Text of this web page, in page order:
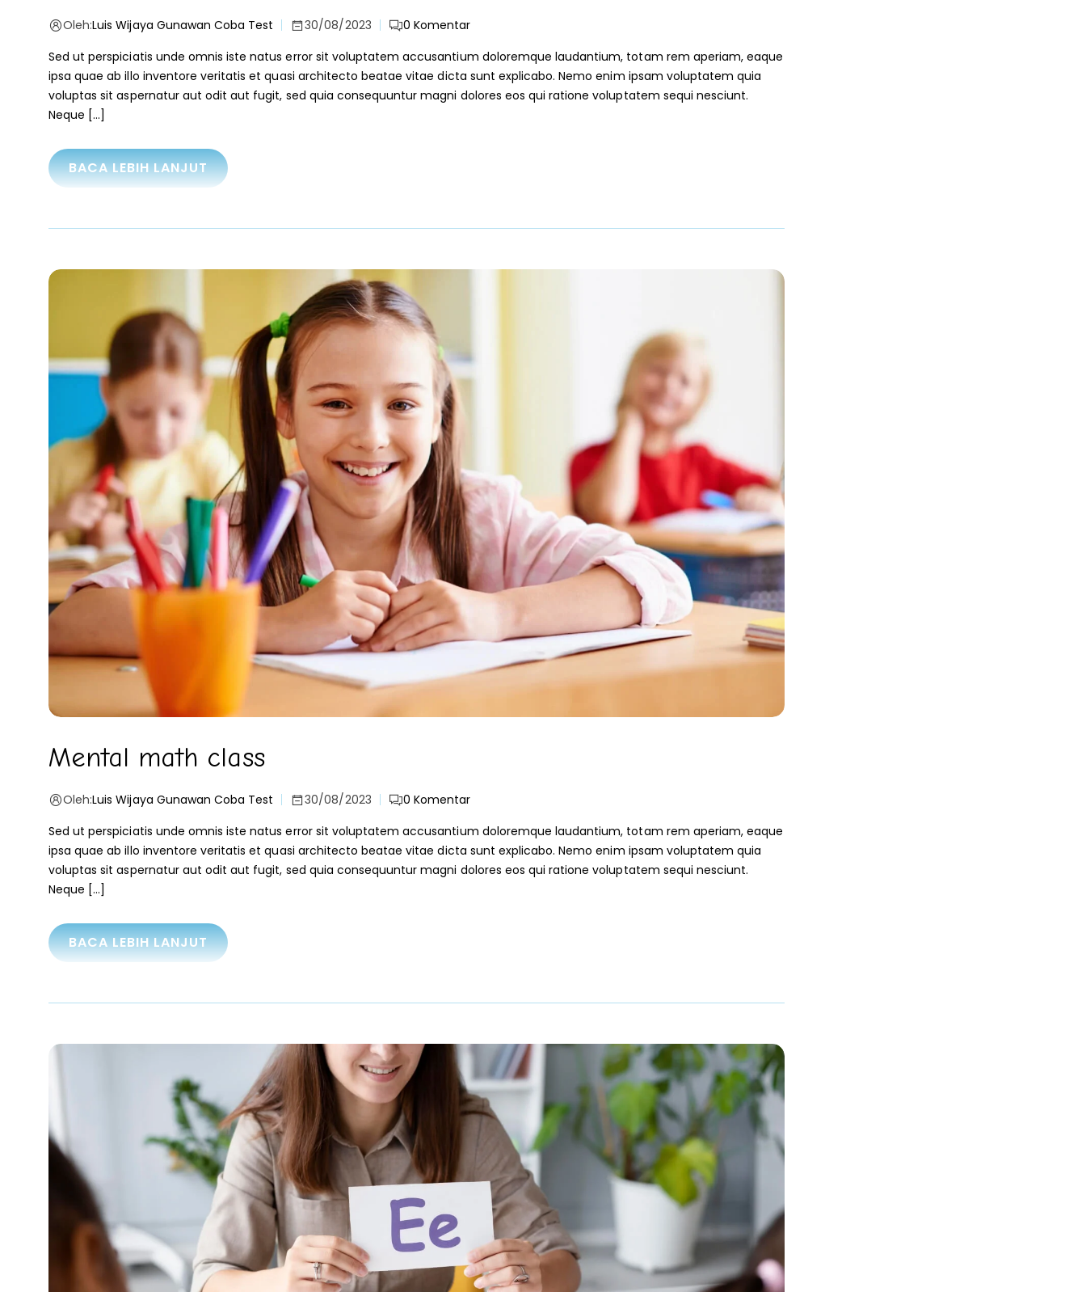
Oleh:Luis Wijaya Gunawan Coba Test 30/08/2023 0 Komentar
Sed ut perspiciatis unde omnis iste natus error sit voluptatem accusantium doloremque laudantium, totam rem aperiam, eaque
ipsa quae ab illo inventore veritatis et quasi architecto beatae vitae dicta sunt explicabo. Nemo enim ipsam voluptatem quia
voluptas sit aspernatur aut odit aut fugit, sed quia consequuntur magni dolores eos qui ratione voluptatem sequi nesciunt.
Neque […]
BACA LEBIH LANJUT
Mental math class
Oleh:Luis Wijaya Gunawan Coba Test 30/08/2023 0 Komentar
Sed ut perspiciatis unde omnis iste natus error sit voluptatem accusantium doloremque laudantium, totam rem aperiam, eaque
ipsa quae ab illo inventore veritatis et quasi architecto beatae vitae dicta sunt explicabo. Nemo enim ipsam voluptatem quia
voluptas sit aspernatur aut odit aut fugit, sed quia consequuntur magni dolores eos qui ratione voluptatem sequi nesciunt.
Neque […]
BACA LEBIH LANJUT